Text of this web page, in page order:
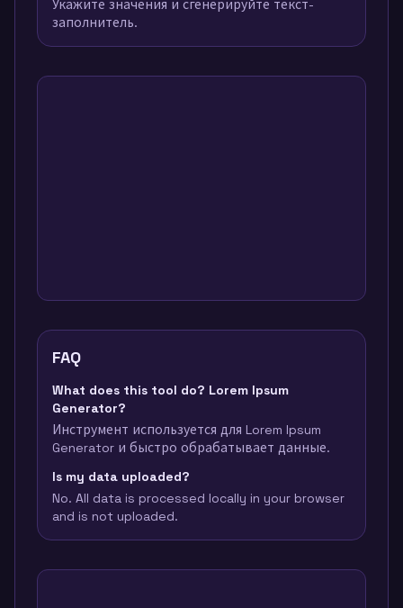
Укажите значения и сгенерируйте текст-
заполнитель.
FAQ
What does this tool do? Lorem Ipsum
Generator?
Инструмент используется для Lorem Ipsum
Generator и быстро обрабатывает данные.
Is my data uploaded?
No. All data is processed locally in your browser
and is not uploaded.